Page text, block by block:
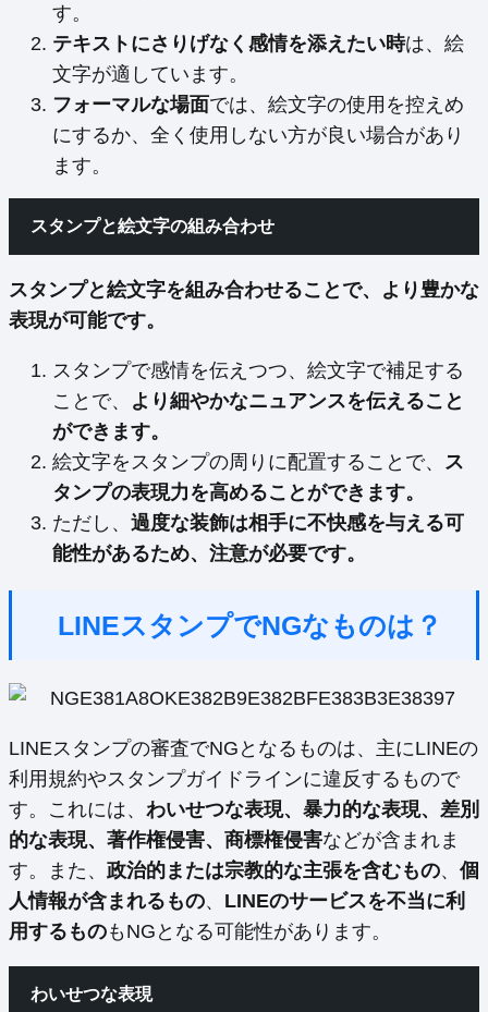
す。
テキストにさりげなく感情を添えたい時は、絵
文字が適しています。
フォーマルな場面では、絵文字の使用を控えめ
にするか、全く使用しない方が良い場合があり
ます。
スタンプと絵文字の組み合わせ
スタンプと絵文字を組み合わせることで、より豊かな
表現が可能です。
スタンプで感情を伝えつつ、絵文字で補足する
ことで、 より細やかなニュアンスを伝えること
ができます。
絵文字をスタンプの周りに配置することで、 ス
タンプの表現力を高めることができます。
ただし、 過度な装飾は相手に不快感を与える可
能性があるため、注意が必要です。
LINEスタンプでNGなものは？
LINEスタンプの審査でNGとなるものは、主にLINEの
利用規約やスタンプガイドラインに違反するもので
す。これには、 わいせつな表現、暴力的な表現、差別
的な表現、著作権侵害、商標権侵害などが含まれま
す。また、 政治的または宗教的な主張を含むもの、 個
人情報が含まれるもの、 LINEのサービスを不当に利
用するものもNGとなる可能性があります。
わいせつな表現